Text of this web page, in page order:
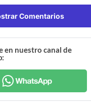
Comentarios
en nuestro canal de